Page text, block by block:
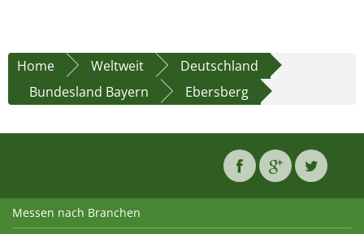
Home Weltweit
Deutschland
Bundesland Bayern
Ebersberg
Messen nach Branchen